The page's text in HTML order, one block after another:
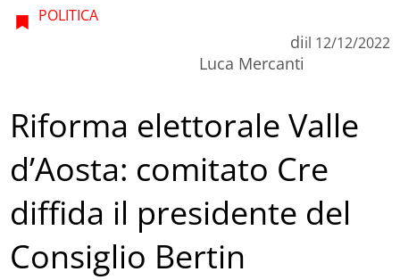
POLITICA
di
Luca Mercanti
il 12/12/2022
Riforma elettorale Valle
d’Aosta: comitato Cre
diffida il presidente del
Consiglio Bertin